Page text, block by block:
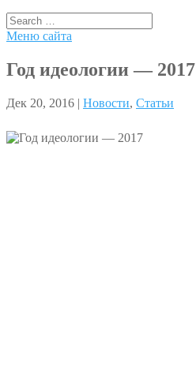
Меню сайта
Год идеологии — 2017
Дек 20, 2016 | Новости, Статьи